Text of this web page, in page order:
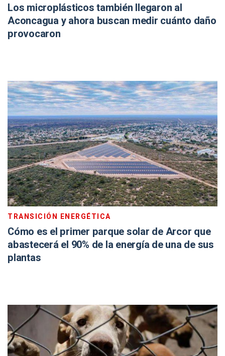
Los microplásticos también llegaron al
Aconcagua y ahora buscan medir cuánto daño
provocaron
TRANSICIÓN ENERGÉTICA
Cómo es el primer parque solar de Arcor que
abastecerá el 90% de la energía de una de sus
plantas